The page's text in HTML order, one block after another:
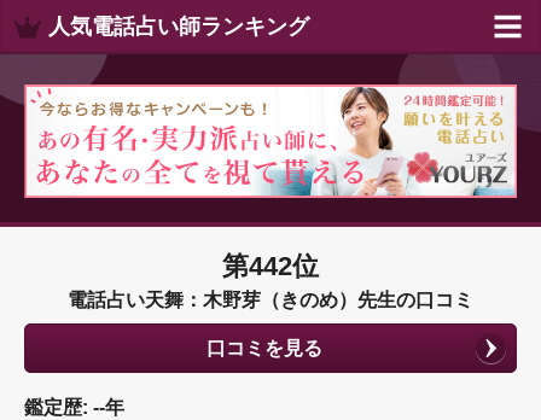
人気電話占い師ランキング
第442位
電話占い天舞：木野芽（きのめ）先生の口コミ
口コミを見る
鑑定歴: --年